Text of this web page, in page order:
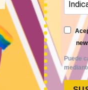
Mix blusas
Puede